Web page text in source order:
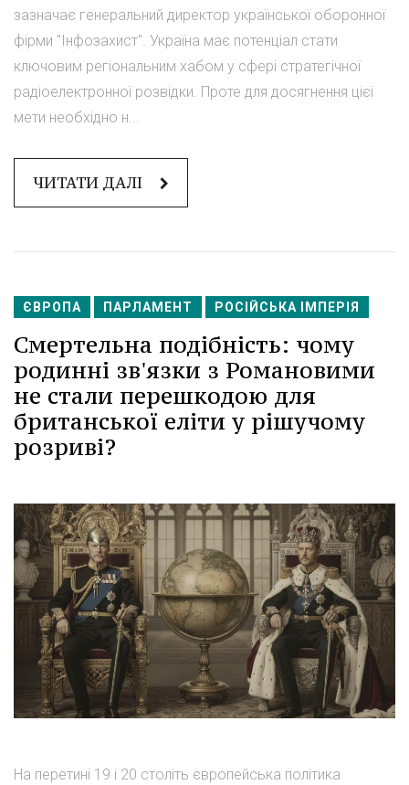
зазначає генеральний директор української оборонної
фірми "Інфозахист". Україна має потенціал стати
ключовим регіональним хабом у сфері стратегічної
радіоелектронної розвідки. Проте для досягнення цієї
мети необхідно н...
ЧИТАТИ ДАЛІ
ЄВРОПА ПАРЛАМЕНТ РОСІЙСЬКА ІМПЕРІЯ
Смертельна подібність: чому
родинні зв'язки з Романовими
не стали перешкодою для
британської еліти у рішучому
розриві?
На перетині 19 і 20 століть європейська політика